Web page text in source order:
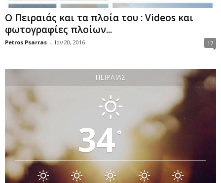
Ο Πειραιάς και τα πλοία του : Videos και
φωτογραφίες πλοίων...
Petros Psarras - Ιαν 20, 2016 17
ΠΕΙΡΑΙΆΣ
34°